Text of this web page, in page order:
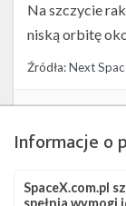
Na szczycie
niską orbitę
Źródła:Next
Falcon 9
Informacje o
SpaceX.com.pl